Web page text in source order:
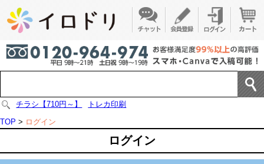
チラシ【710円～】
トレカ印刷
TOP > ログイン
ログイン